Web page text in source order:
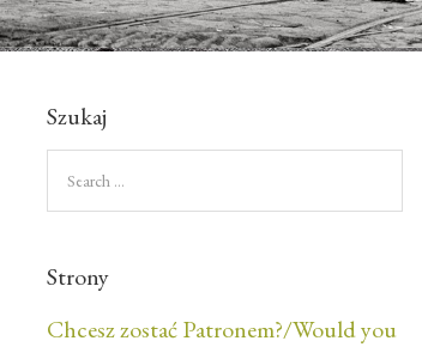
Szukaj
Strony
Chcesz zostać Patronem?/Would you